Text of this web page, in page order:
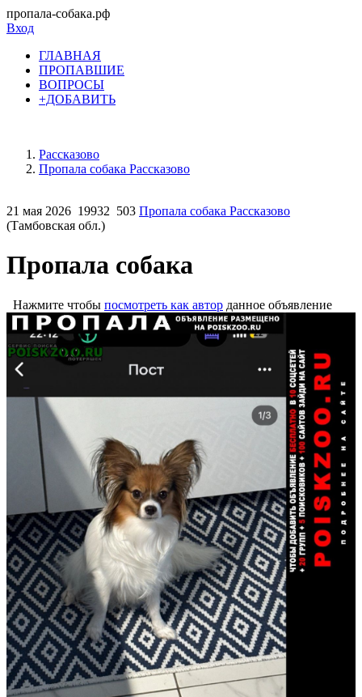
пропала-собака.рф
Вход
ГЛАВНАЯ
ПРОПАВШИЕ
ВОПРОСЫ
+ДОБАВИТЬ
Рассказово
Пропала собака Рассказово
21 мая 2026 19932 503 Пропала собака Рассказово
(Тамбовская обл.)
Пропала собака
Нажмите чтобы посмотреть как автор данное объявление